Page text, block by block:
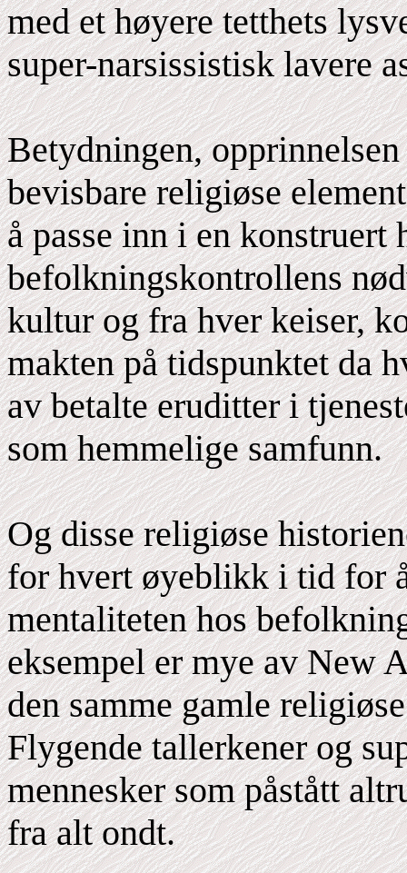
med et høyere tetthets
super-narsissistisk lavere
Betydningen,
bevisbare religiøse
å passe inn i en konstruert
befolkningskontrollens
kultur og fra hver keiser,
makten på tidspunktet da
av betalte eruditter i
som hemmelige samfunn.
Og disse religiøse
for hvert øyeblikk i tid for
mentaliteten hos
eksempel er mye av New
den samme gamle
Flygende tallerkener og
mennesker som påstått
fra alt ondt.